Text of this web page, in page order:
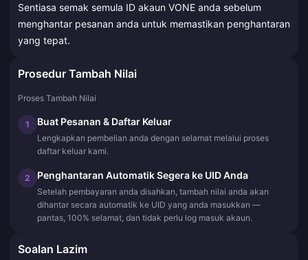
Sentiasa semak semula ID akaun VONE anda sebelum
menghantar pesanan anda untuk memastikan penghantaran
yang tepat.
Prosedur Tambah Nilai
Proses Tambah Nilai
1 Buat Pesanan & Daftar Keluar
Lengkapkan pembelian anda dengan selamat melalui proses
daftar keluar kami.
2 Penghantaran Automatik Segera ke UID Anda
Setelah pembayaran anda disahkan, tambah nilai anda akan
dihantar secara automatik ke UID yang anda masukkan —
pantas, 100% selamat, dan tidak perlu log masuk akaun.
Soalan Lazim